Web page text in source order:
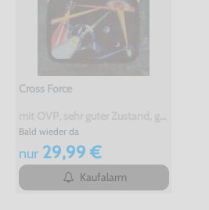
Cross Force
Bald wieder da
nur29,99 €
Kaufalarm